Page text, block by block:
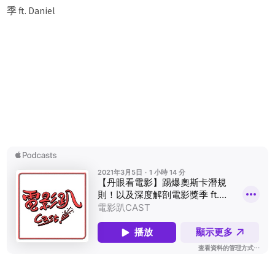
季 ft. Daniel